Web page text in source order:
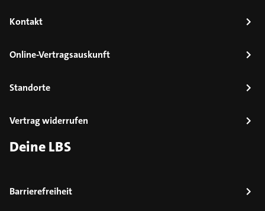
Kontakt
Online-Vertragsauskunft
Standorte
Vertrag widerrufen
Deine LBS
Barrierefreiheit